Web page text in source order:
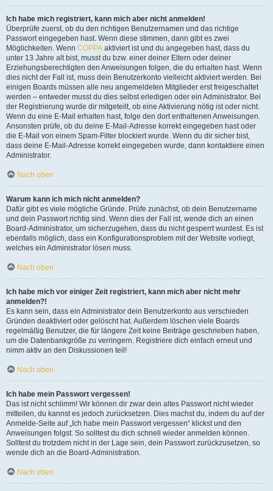
Ich habe mich registriert, kann mich aber nicht anmelden!
Überprüfe zuerst, ob du den richtigen Benutzernamen und das richtige
Passwort eingegeben hast. Wenn diese stimmen, dann gibt es zwei
Möglichkeiten. Wenn COPPA aktiviert ist und du angegeben hast, dass du
unter 13 Jahre alt bist, musst du bzw. einer deiner Eltern oder deiner
Erziehungsberechtigten den Anweisungen folgen, die du erhalten hast. Wenn
dies nicht der Fall ist, muss dein Benutzerkonto vielleicht aktiviert werden. Bei
einigen Boards müssen alle neu angemeldeten Mitglieder erst freigeschaltet
werden – entweder musst du dies selbst erledigen oder ein Administrator. Bei
der Registrierung wurde dir mitgeteilt, ob eine Aktivierung nötig ist oder nicht.
Wenn du eine E-Mail erhalten hast, folge den dort enthaltenen Anweisungen.
Ansonsten prüfe, ob du deine E-Mail-Adresse korrekt eingegeben hast oder
die E-Mail von einem Spam-Filter blockiert wurde. Wenn du dir sicher bist,
dass deine E-Mail-Adresse korrekt eingegeben wurde, dann kontaktiere einen
Administrator.
Nach oben
Warum kann ich mich nicht anmelden?
Dafür gibt es viele mögliche Gründe. Prüfe zunächst, ob dein Benutzername
und dein Passwort richtig sind. Wenn dies der Fall ist, wende dich an einen
Board-Administrator, um sicherzugehen, dass du nicht gesperrt wurdest. Es ist
ebenfalls möglich, dass ein Konfigurationsproblem mit der Website vorliegt,
welches ein Administrator lösen muss.
Nach oben
Ich habe mich vor einiger Zeit registriert, kann mich aber nicht mehr
anmelden?!
Es kann sein, dass ein Administrator dein Benutzerkonto aus verschieden
Gründen deaktiviert oder gelöscht hat. Außerdem löschen viele Boards
regelmäßig Benutzer, die für längere Zeit keine Beiträge geschrieben haben,
um die Datenbankgröße zu verringern. Registriere dich einfach erneut und
nimm aktiv an den Diskussionen teil!
Nach oben
Ich habe mein Passwort vergessen!
Das ist nicht schlimm! Wir können dir zwar dein altes Passwort nicht wieder
mitteilen, du kannst es jedoch zurücksetzen. Dies machst du, indem du auf der
Anmelde-Seite auf „Ich habe mein Passwort vergessen“ klickst und den
Anweisungen folgst. So solltest du dich schnell wieder anmelden können.
Solltest du trotzdem nicht in der Lage sein, dein Passwort zurückzusetzen, so
wende dich an die Board-Administration.
Nach oben